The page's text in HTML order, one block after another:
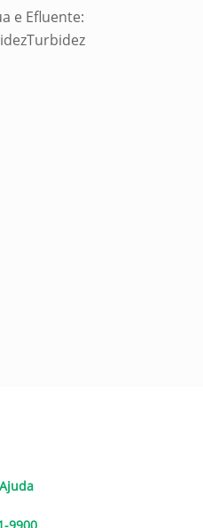
e Efluente: